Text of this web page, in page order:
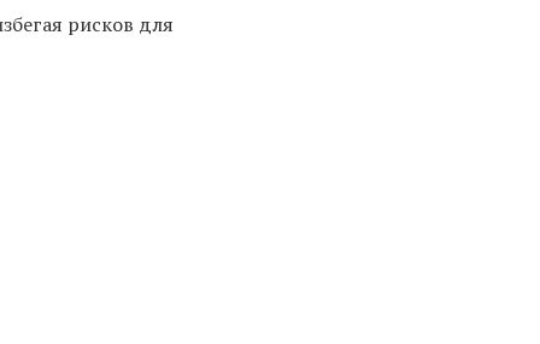
рисков для